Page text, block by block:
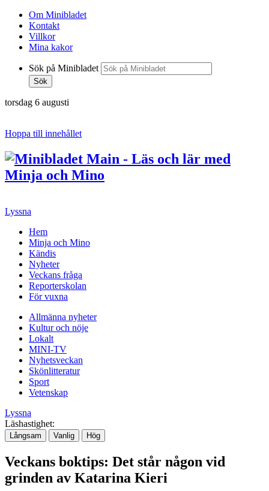
Om Minibladet
Kontakt
Villkor
Mina kakor
Sök på Minibladet
Sök
torsdag 6 augusti
Hoppa till innehållet
Lyssna
Hem
Minja och Mino
Kändis
Nyheter
Veckans fråga
Reporterskolan
För vuxna
Allmänna nyheter
Kultur och nöje
Lokalt
MINI-TV
Nyhetsveckan
Skönlitteratur
Sport
Vetenskap
Lyssna
Läshastighet:
Långsam Vanlig Hög
Veckans boktips: Det står någon vid
grinden av Katarina Kieri